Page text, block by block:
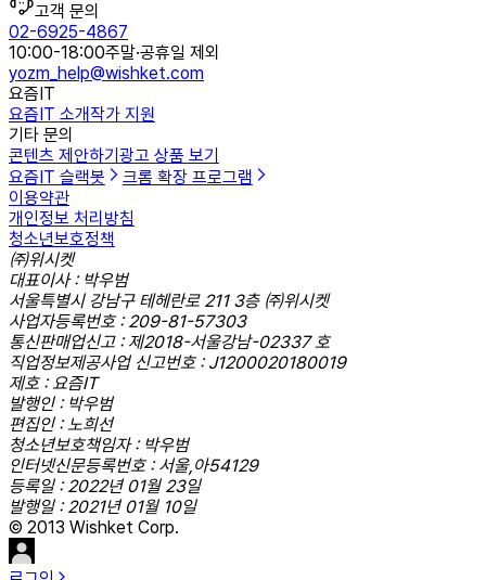
고객 문의
02-6925-4867
10:00-18:00주말·공휴일 제외
yozm_help@wishket.com
요즘IT
요즘IT 소개작가 지원
기타 문의
콘텐츠 제안하기 광고 상품 보기
요즘IT 슬랙봇
크롬 확장 프로그램
이용약관
개인정보 처리방침
청소년보호정책
㈜위시켓
대표이사 : 박우범
서울특별시 강남구 테헤란로 211 3층 ㈜위시켓
사업자등록번호 : 209-81-57303
통신판매업신고 : 제2018-서울강남-02337 호
직업정보제공사업 신고번호 : J1200020180019
제호 : 요즘IT
발행인 : 박우범
편집인 : 노희선
청소년보호책임자 : 박우범
인터넷신문등록번호 : 서울,아54129
등록일 : 2022년 01월 23일
발행일 : 2021년 01월 10일
© 2013 Wishket Corp.